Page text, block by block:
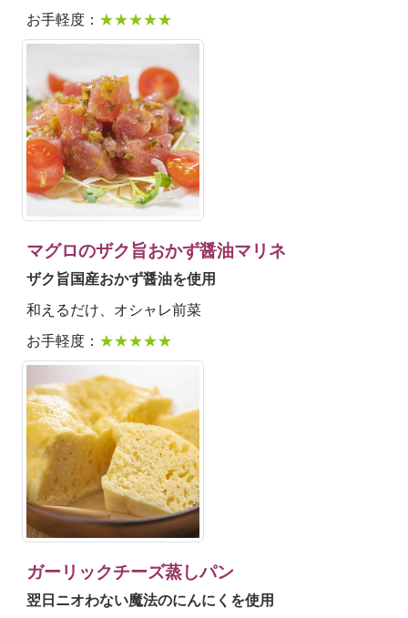
お手軽度： ★★★★★
マグロのザク旨おかず醤油マリネ
ザク旨国産おかず醤油を使用
和えるだけ、オシャレ前菜
お手軽度： ★★★★★
ガーリックチーズ蒸しパン
翌日ニオわない魔法のにんにくを使用